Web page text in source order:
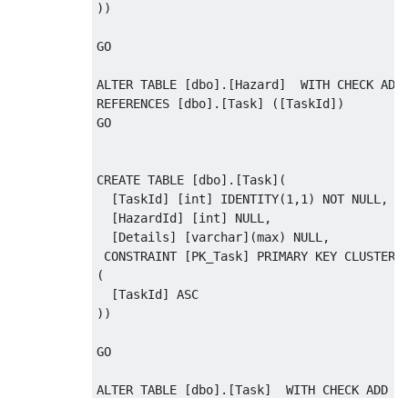
))
GO
ALTER TABLE [dbo].[Hazard ] WITH CHECK ADD
REFERENCES
[dbo].[Task] ([TaskId ])
GO
CREATE TABLE [dbo].[Task](
[TaskId ] [int] IDENTITY(1 ,1 ) NOT NULL ,
[HazardId ] [int] NULL ,
[Details] [varchar](max) NULL ,
CONSTRAINT
[PK_Task] PRIMARY KEY
(
[TaskId ]
ASC
))
GO
ALTER TABLE [dbo].[Task] WITH CHECK ADD